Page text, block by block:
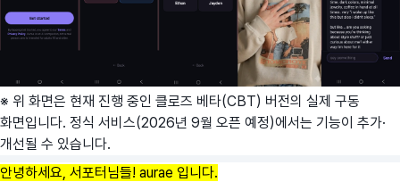
※ 위 화면은 현재 진행 중인 클로즈 베타(CBT) 버전의 실제 구동
화면입니다. 정식 서비스(2026년 9월 오픈 예정)에서는 기능이 추가·
개선될 수 있습니다.
안녕하세요, 서포터님들! aurae 입니다.